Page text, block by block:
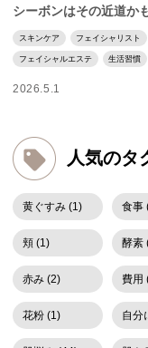
シーボンはその近道か
スキンケア フェイシャリスト
フェイシャルエステ 生活習慣
2026.5.1
人気のタ
黄ぐすみ (1) 食事
頬 (1) 酵素
赤み (2) 費用
花粉 (1) 自分